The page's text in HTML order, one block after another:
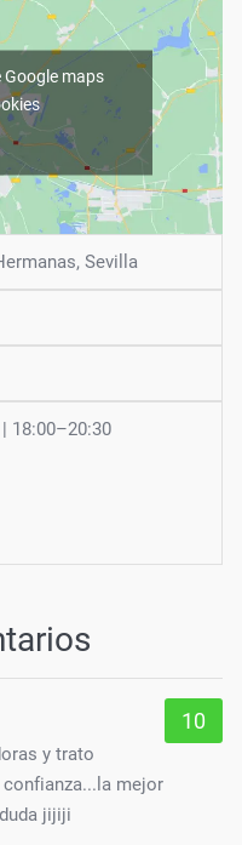
Google maps
Sevilla
18:00–20:30
10
y trato
mejor
jijiji